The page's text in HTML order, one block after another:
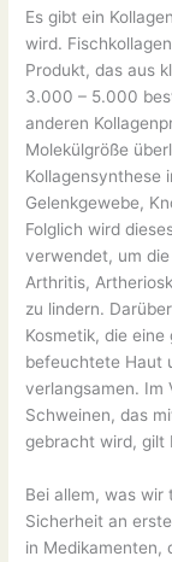
Es gibt ein
wird.
Produkt, das aus
3.000 – 5.000
anderen
Molekülgröße
Kollagensynthese
Gelenkgewebe,
Folglich wird
verwendet, um
Arthritis,
zu lindern.
Kosmetik, die
befeuchtete Haut
verlangsamen. Im
Schweinen, das
gebracht wird, gilt
Bei allem, was wir
Sicherheit an
in Medikamenten,